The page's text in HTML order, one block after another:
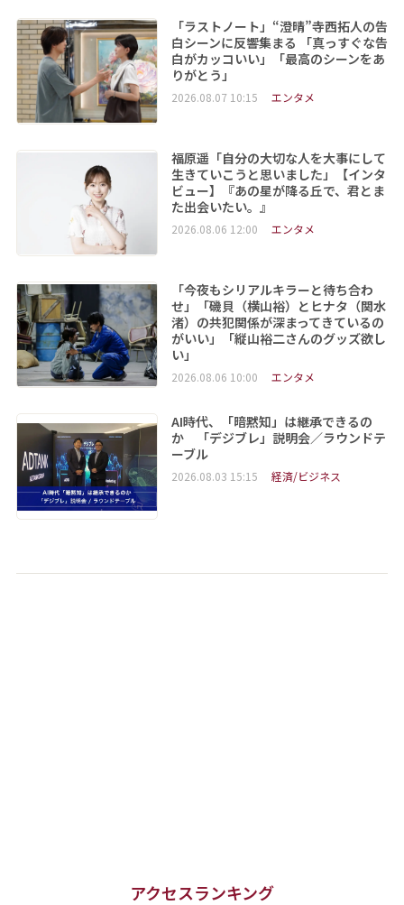
「ラストノート」“澄晴”寺西拓人の告
白シーンに反響集まる 「真っすぐな告
白がカッコいい」「最高のシーンをあ
りがとう」
2026.08.07 10:15 エンタメ
福原遥「自分の大切な人を大事にして
生きていこうと思いました」【インタ
ビュー】『あの星が降る丘で、君とま
た出会いたい。』
2026.08.06 12:00 エンタメ
「今夜もシリアルキラーと待ち合わ
せ」「磯貝（横山裕）とヒナタ（関水
渚）の共犯関係が深まってきているの
がいい」「縦山裕二さんのグッズ欲し
い」
2026.08.06 10:00 エンタメ
AI時代、「暗黙知」は継承できるの
か 「デジブレ」説明会／ラウンドテ
ーブル
2026.08.03 15:15 経済/ビジネス
アクセスランキング